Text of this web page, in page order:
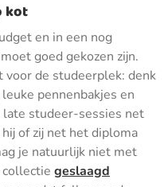
kot
en in een nog
goed gekozen zijn.
voor de studeerplek: denk
pennenbakjes en
studeer-sessies net
of zij net het diploma
je natuurlijk niet met
collectie geslaagd